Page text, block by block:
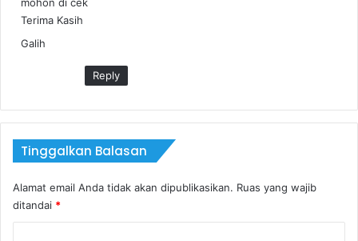
a
t
Terima Kasih
Galih
Reply
Tinggalkan Balasan
Alamat email Anda tidak akan dipublikasikan. Ruas yang wajib
ditandai *